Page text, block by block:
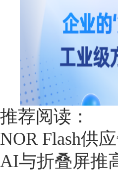
推荐阅读：
NOR Flash供
AI与折叠屏推